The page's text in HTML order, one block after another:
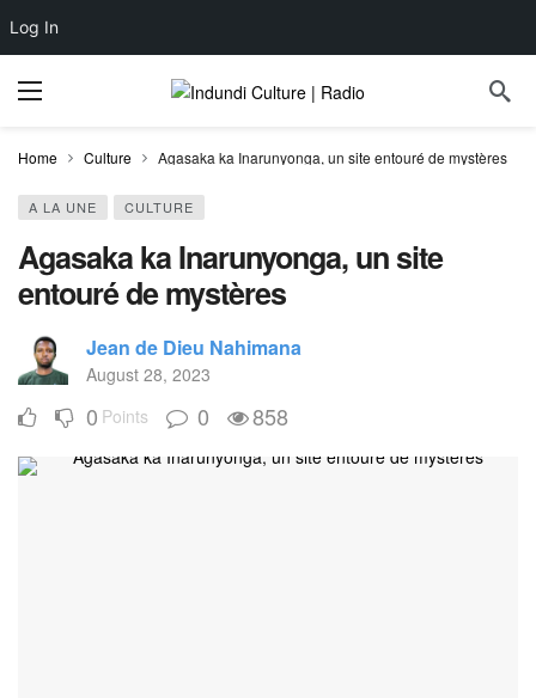
Log In
Home Culture Agasaka ka Inarunyonga, un site entouré de mystères
A LA UNE CULTURE
Agasaka ka Inarunyonga, un site
entouré de mystères
Jean de Dieu Nahimana
August 28, 2023
0 Points 0 858